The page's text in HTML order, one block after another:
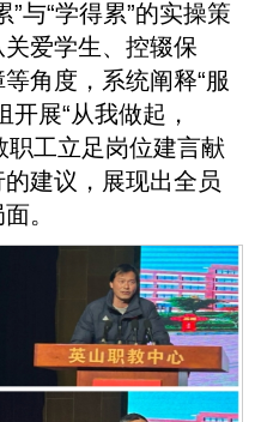
与“学得累”的实操策
爱学生、控辍保
角度，系统阐释“服
展“从我做起，
职工立足岗位建言献
建议，展现出全员
。